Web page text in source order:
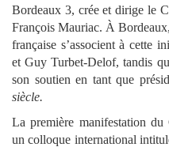
Bordeaux 3, crée et dirige le
François Mauriac. À
française s’associent à cette
et Guy Turbet-Delof, tandis
son soutien en tant que
siècle.
La première manifestation du
un colloque international